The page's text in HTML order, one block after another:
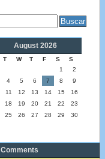
August 2026
T W T F S
S
1
2
4
5 6 7 8
9
11
12 13 14 15
16
18
19 20 21 22
23
25
26 27 28 29 30